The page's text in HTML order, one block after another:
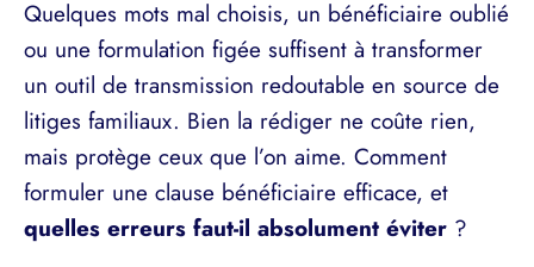
Quelques mots mal choisis, un bénéficiaire oublié
ou une formulation figée suffisent à transformer
un outil de transmission redoutable en source de
litiges familiaux. Bien la rédiger ne coûte rien,
mais protège ceux que l’on aime. Comment
formuler une clause bénéficiaire efficace, et
quelles erreurs faut-il absolument éviter ?